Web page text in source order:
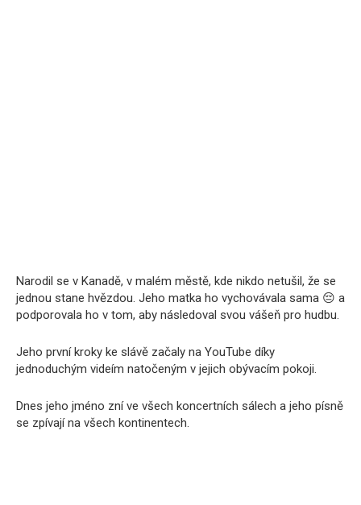
Narodil se v Kanadě, v malém městě, kde nikdo netušil, že se
jednou stane hvězdou. Jeho matka ho vychovávala sama 😔 a
podporovala ho v tom, aby následoval svou vášeň pro hudbu.
Jeho první kroky ke slávě začaly na YouTube díky
jednoduchým videím natočeným v jejich obývacím pokoji.
Dnes jeho jméno zní ve všech koncertních sálech a jeho písně
se zpívají na všech kontinentech.